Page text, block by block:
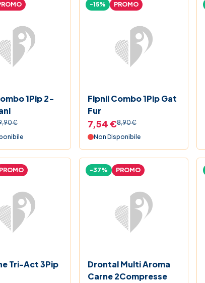
1Pip 2-
€
Fipnil Combo 1Pip Gat
Fur
-15% PROMO
7,54 €8,90 €
Non Disponibile
Tri-Act 3Pip
PROMO
Drontal Multi Aroma
Carne 2Compresse
-37% PROMO